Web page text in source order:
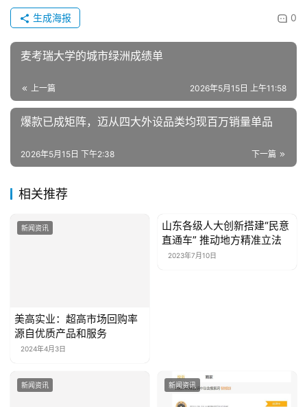
0
生成海报
麦考瑞大学的城市绿洲成绩单
上一篇 2026年5月15日 上午11:58
爆款已成矩阵，迈从四大外设品类均现百万销量单品
下一篇
2026年5月15日 下午2:38
相关推荐
新闻资讯
美高实业：超高市场回购率
源自优质产品和服务
2024年4月3日
新闻资讯
山东各级人大创新搭建“民意
直通车” 推动地方精准立法
2023年7月10日
新闻资讯 新闻资讯